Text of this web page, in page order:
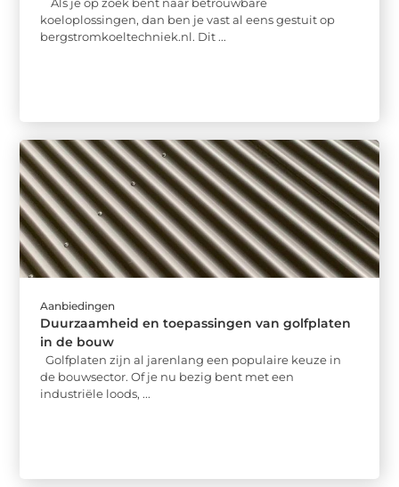
koeloplossingen, dan ben je vast al eens gestuit op
bergstromkoeltechniek.nl. Dit ...
Aanbiedingen
Duurzaamheid en toepassingen van golfplaten
in de bouw
Golfplaten zijn al jarenlang een populaire keuze in
de bouwsector. Of je nu bezig bent met een
industriële loods, ...